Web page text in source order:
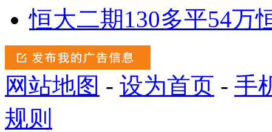
恒大二期130多平54万
网站地图 - 设为首页 - 手
规则